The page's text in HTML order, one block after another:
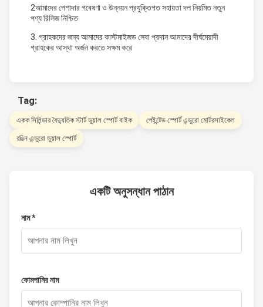
2আমাদের পেশাদার গবেষণা ও উন্নয়ন প্রযুক্তিগত সহায়তা দল নিয়মিত নতুন
পণ্য রিলিজ নিশ্চিত
3. গ্রাহকদের জন্য আমাদের কাস্টমাইজড সেবা প্রদান আমাদের দীর্ঘমেয়াদী
গ্রাহকের আস্থা অর্জন করতে সক্ষম করে
Tag:
একক সিলিন্ডার বৈদ্যুতিক স্টার্ট ডুয়াল স্পোর্ট বাইক পেইন্টেড স্পোর্ট এন্ডুরো মোটরসাইকেল
রঙিন এন্ডুরো ডুয়াল স্পোর্ট
একটি অনুসন্ধান পাঠান
নাম *
কোমপানির নাম